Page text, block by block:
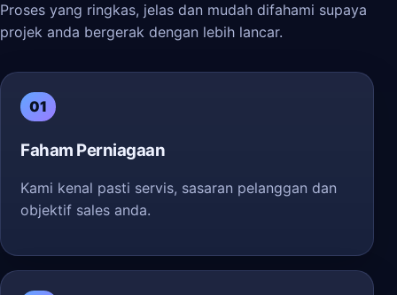
Proses yang ringkas, jelas dan mudah difahami supaya
projek anda bergerak dengan lebih lancar.
01
Faham Perniagaan
Kami kenal pasti servis, sasaran pelanggan dan
objektif sales anda.